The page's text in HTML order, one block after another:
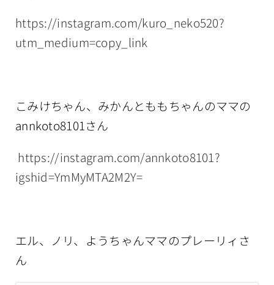
https://instagram.com/kuro_neko520?
utm_medium=copy_link
こみけちゃん、みかんとももちゃんのママの
annkoto8101さん
https://instagram.com/annkoto8101?
igshid=YmMyMTA2M2Y=
エル、ノリ、ようちゃんママのプレーリィさ
ん